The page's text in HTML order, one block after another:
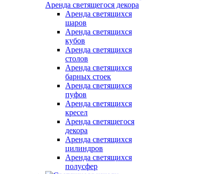
Аренда светящегося декора
Аренда светящихся
шаров
Аренда светящихся
кубов
Аренда светящихся
столов
Аренда светящихся
барных стоек
Аренда светящихся
пуфов
Аренда светящихся
кресел
Аренда светящегося
декора
Аренда светящихся
цилиндров
Аренда светящихся
полусфер